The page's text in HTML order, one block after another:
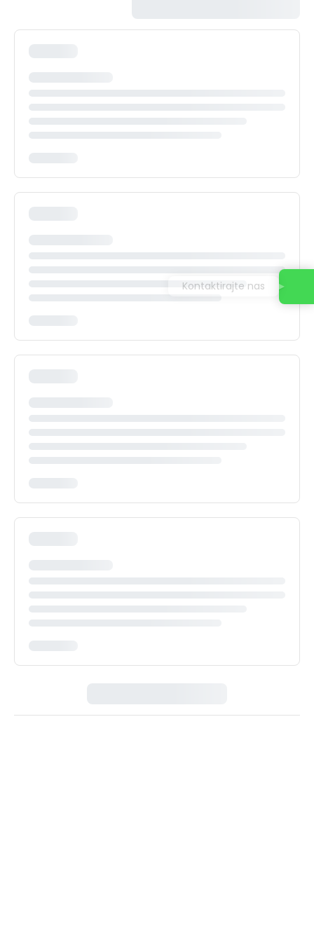
Kontaktirajte nas